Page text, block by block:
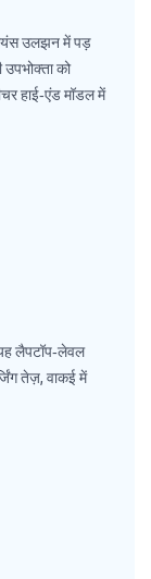
उलझन में पड़
को
हाई‑एंड मॉडल में
लैपटॉप‑लेवल
तेज़, वाकई में